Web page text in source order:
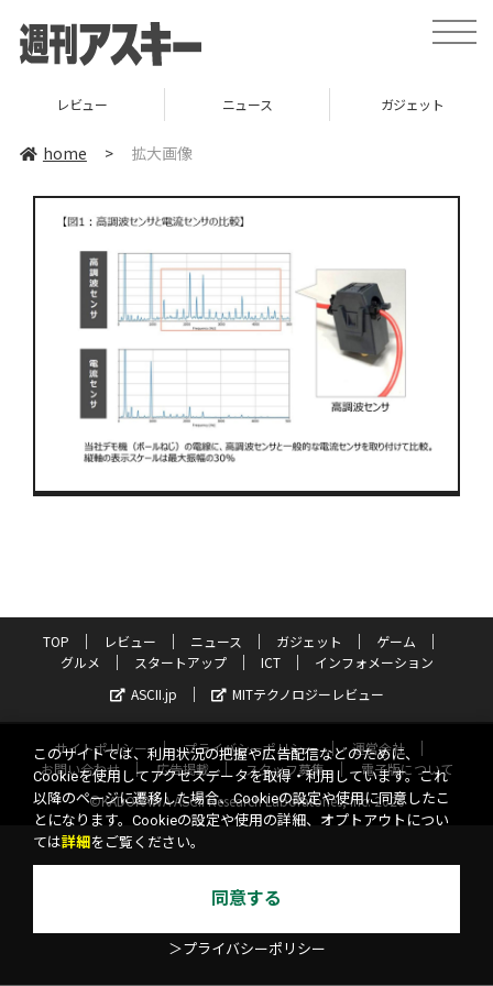
toggle
レビュー ニュース ガジェット
home > 拡大画像
TOP レビュー ニュース ガジェット
ゲーム
グルメ
スタートアップ ICT
インフォメーション
ASCII.jp
MITテクノロジーレビュー
サイトポリシー プライバシーポリシー
運営会社
お問い合わせ
広告掲載 スタッフ募集
電子版について
©KADOKAWA ASCII Research Laboratories, Inc. 2026
このサイトでは、利用状況の把握や広告配信などのために、
Cookieを使用してアクセスデータを取得・利用しています。これ
以降のページに遷移した場合、Cookieの設定や使用に同意したこ
とになります。Cookieの設定や使用の詳細、オプトアウトについ
ては詳細 をご覧ください。
同意する
＞プライバシーポリシー